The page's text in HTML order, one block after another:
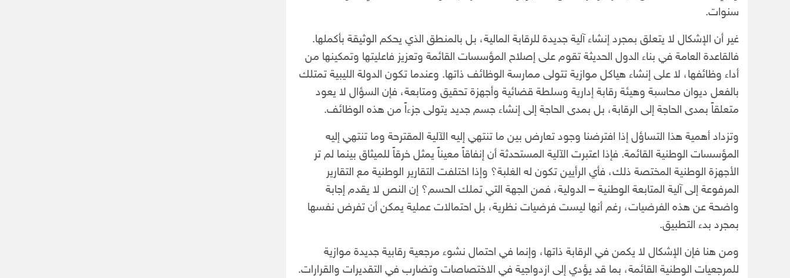
سنوات.
غير أن الإشكال لا يتعلق بمجرد إنشاء آلية جديدة للرقابة المالية، بل بالمنطق الذي يحكم الوثيقة بأكملها.
فالقاعدة العامة في بناء الدول الحديثة تقوم على إصلاح المؤسسات القائمة وتعزيز فاعليتها وتمكينها من
أداء وظائفها، لا على إنشاء هياكل موازية تتولى ممارسة الوظائف ذاتها. وعندما تكون الدولة الليبية تمتلك
بالفعل ديوان محاسبة وهيئة رقابة إدارية وسلطة قضائية وأجهزة تحقيق ومتابعة، فإن السؤال لا يعود
متعلقاً بمدى الحاجة إلى الرقابة، بل بمدى الحاجة إلى إنشاء جسم جديد يتولى جزءاً من هذه الوظائف.
وتزداد أهمية هذا التساؤل إذا افترضنا وجود تعارض بين ما تنتهي إليه الآلية المقترحة وما تنتهي إليه
المؤسسات الوطنية القائمة. فإذا اعتبرت الآلية المستحدثة أن إنفاقاً معيناً يمثل خرقاً للميثاق بينما لم تر
الأجهزة الوطنية المختصة ذلك، فأي الرأيين تكون له الغلبة؟ وإذا اختلفت التقارير الوطنية مع التقارير
المرفوعة إلى آلية المتابعة الوطنية – الدولية، فمن الجهة التي تملك الحسم؟ إن النص لا يقدم إجابة
واضحة عن هذه الفرضيات، رغم أنها ليست فرضيات نظرية، بل احتمالات عملية يمكن أن تفرض نفسها
بمجرد بدء التطبيق.
ومن هنا فإن الإشكال لا يكمن في الرقابة ذاتها، وإنما في احتمال نشوء مرجعية رقابية جديدة موازية
للمرجعيات الوطنية القائمة، بما قد يؤدي إلى ازدواجية في الاختصاصات وتضارب في التقديرات والقرارات.